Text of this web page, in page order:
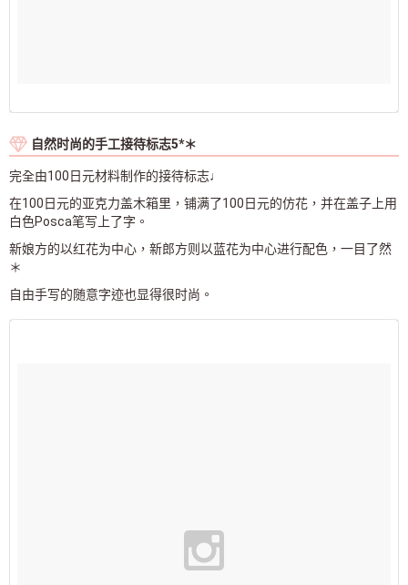
自然时尚的手工接待标志5*＊
完全由100日元材料制作的接待标志♩
在100日元的亚克力盖木箱里，铺满了100日元的仿花，并在盖子上用
白色Posca笔写上了字。
新娘方的以红花为中心，新郎方则以蓝花为中心进行配色，一目了然
＊
自由手写的随意字迹也显得很时尚。